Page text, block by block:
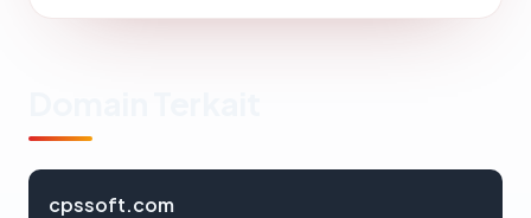
cpssoft.com